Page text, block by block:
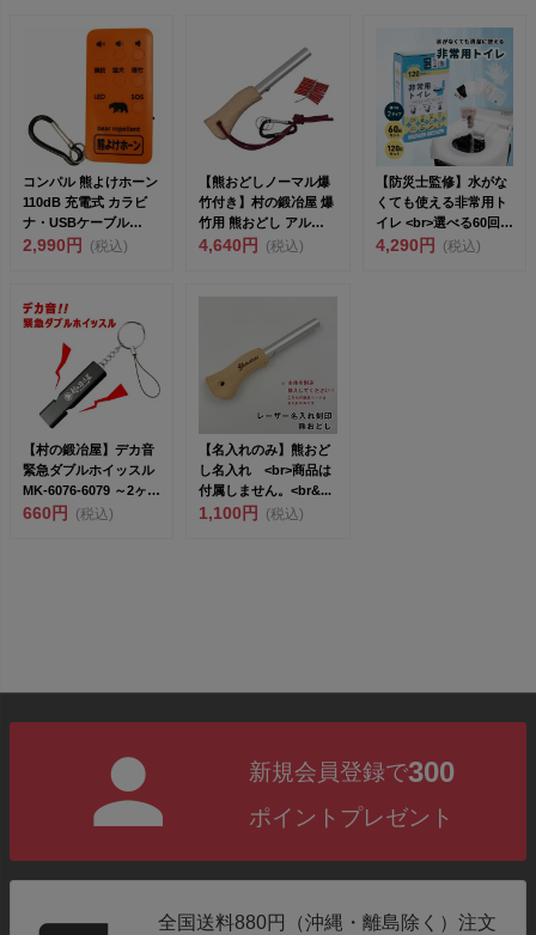
コンパル 熊よけホーン
110dB 充電式 カラビ
ナ・USBケーブル
(60cm)付き...
2,990円 (税込)
【熊おどしノーマル爆
竹付き】村の鍛冶屋 爆
竹用 熊おどし アルミ
木柄 カラビナ 爆...
4,640円 (税込)
【防災士監修】水がな
くても使える非常用ト
イレ <br>選べる60回
分・1...
4,290円 (税込)
【村の鍛冶屋】デカ音
緊急ダブルホイッスル
MK-6076-6079 ～2ヶ所
から音...
660円 (税込)
【名入れのみ】熊おど
し名入れ <br>商品は
付属しません。<br&...
1,100円 (税込)
新規会員登録で300
ポイントプレゼント
全国送料880円（沖縄・離島除く）注文